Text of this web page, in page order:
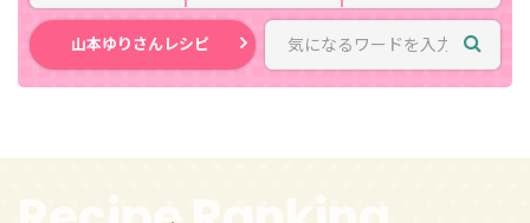
山本ゆりさんレシピ